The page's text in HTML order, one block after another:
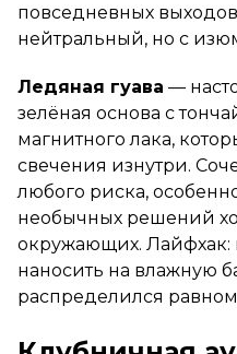
повседневных
нейтральный, но с
Ледяная гуава —
зелёная основа с
магнитного лака,
свечения изнутри.
любого риска,
необычных решений
окружающих. Лайфхак:
наносить на влажную
распределился